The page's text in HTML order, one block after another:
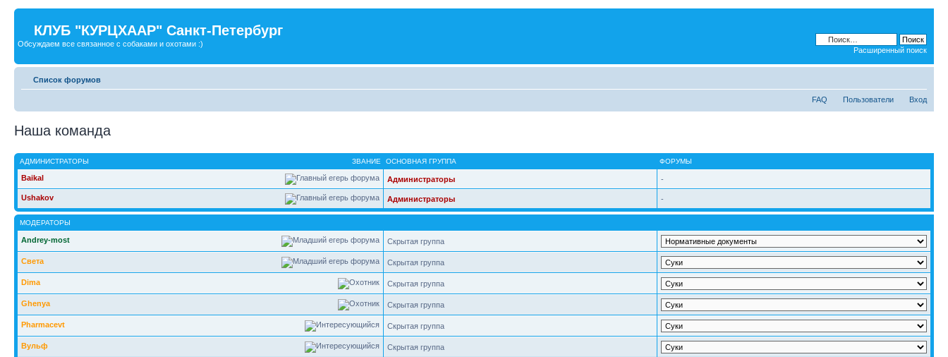
КЛУБ "КУРЦХААР" Санкт-Петербург
Обсуждаем все связанное с собаками и охотами :)
Расширенный поиск
Список форумов
FAQ Пользователи Вход
Наша команда
ЗВАНИЕ
АДМИНИСТРАТОРЫ ОСНОВНАЯ ГРУППА ФОРУМЫ
Baikal Администраторы -
Ushakov Администраторы -
МОДЕРАТОРЫ
Andrey-most Скрытая группа
Света Скрытая группа
Dima Скрытая группа
Ghenya Скрытая группа
Pharmacevt Скрытая группа
Вульф Скрытая группа